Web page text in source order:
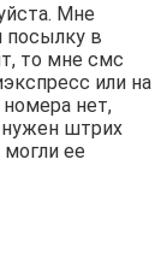
Мне
посылку в
то мне смс
или на
нет,
нужен штрих
ее